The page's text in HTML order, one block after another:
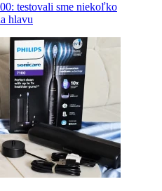
testovali sme niekoľko
hlavu